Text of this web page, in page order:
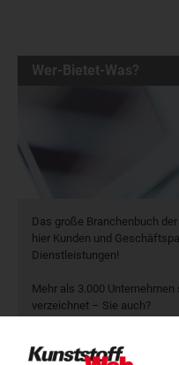
Wer-Bietet-Was?
Das große Branchenbuch
hier Kunden und
Dienstleistungen!
Mehr als 3.000
verzeichnet – Sie auch?